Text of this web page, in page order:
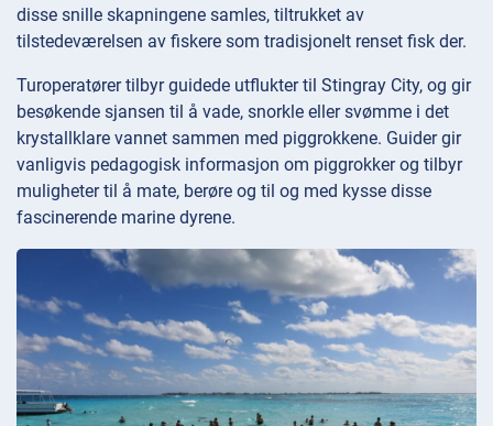
disse snille skapningene samles, tiltrukket av
tilstedeværelsen av fiskere som tradisjonelt renset fisk der.
Turoperatører tilbyr guidede utflukter til Stingray City, og gir
besøkende sjansen til å vade, snorkle eller svømme i det
krystallklare vannet sammen med piggrokkene. Guider gir
vanligvis pedagogisk informasjon om piggrokker og tilbyr
muligheter til å mate, berøre og til og med kysse disse
fascinerende marine dyrene.